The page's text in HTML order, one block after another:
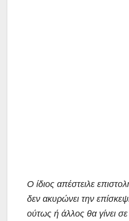
Ο ίδιος απέστειλε
δεν ακυρώνει την
ούτως ή άλλος θα γίνει